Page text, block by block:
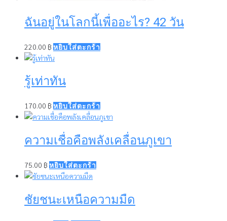
ฉันอยู่ในโลกนี้เพื่ออะไร? 42 วัน
220.00 ฿ หยิบใส่ตะกร้า
รู้เท่าทัน
170.00 ฿ หยิบใส่ตะกร้า
ความเชื่อคือพลังเคลื่อนภูเขา
75.00 ฿ หยิบใส่ตะกร้า
ชัยชนะเหนือความมืด